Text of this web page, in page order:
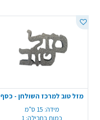
מזל טוב למרכז השולחן - כסף
מידה: 15 ס"מ
כמות בחבילה: 1